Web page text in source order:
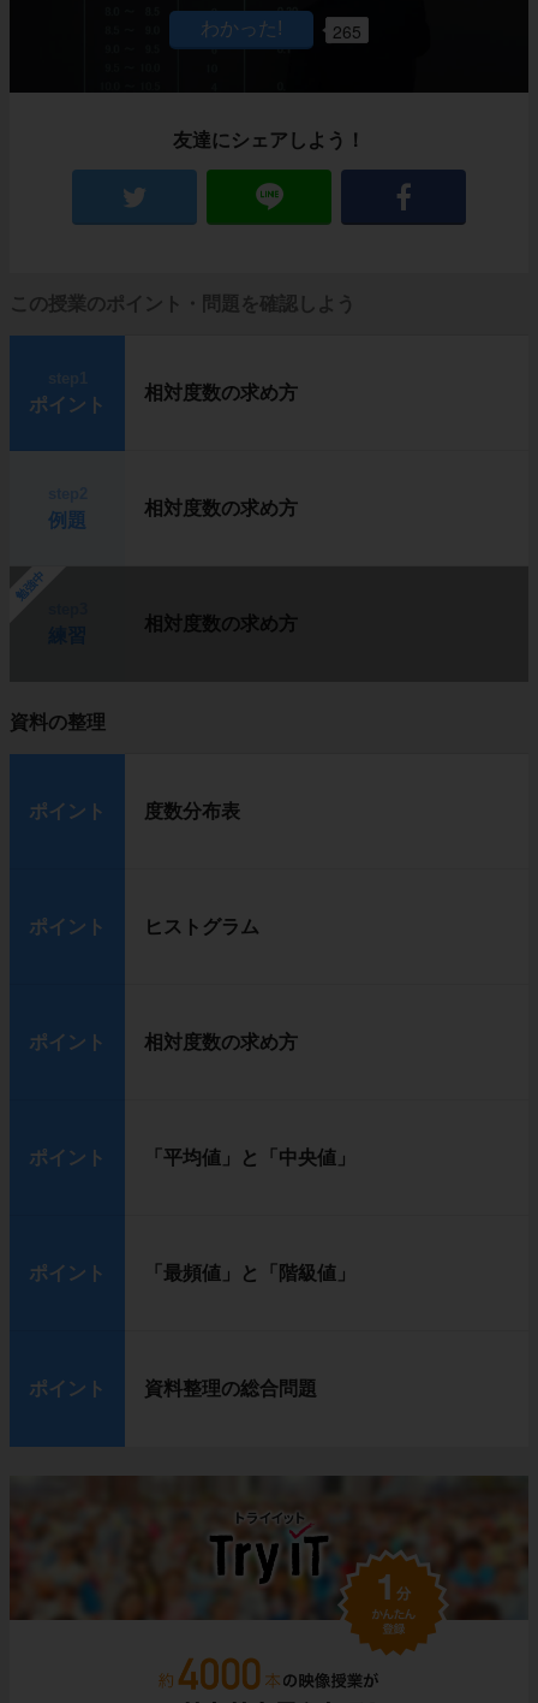
265
友達にシェアしよう！
この授業のポイント・問題を確認しよう
ポイント
相対度数の求め方
例題
相対度数の求め方
勉強中
相対度数の求め方
資料の整理
ポイント 度数分布表
ポイント ヒストグラム
ポイント 相対度数の求め方
ポイント 「平均値」と「中央値」
ポイント 「最頻値」と「階級値」
ポイント 資料整理の総合問題